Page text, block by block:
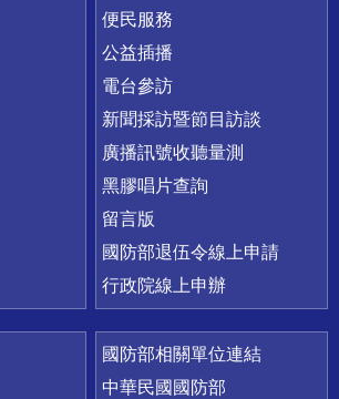
便民服務
公益插播
電台參訪
新聞採訪暨節目訪談
廣播訊號收聽量測
黑膠唱片查詢
留言版
國防部退伍令線上申請
行政院線上申辦
國防部相關單位連結
中華民國國防部